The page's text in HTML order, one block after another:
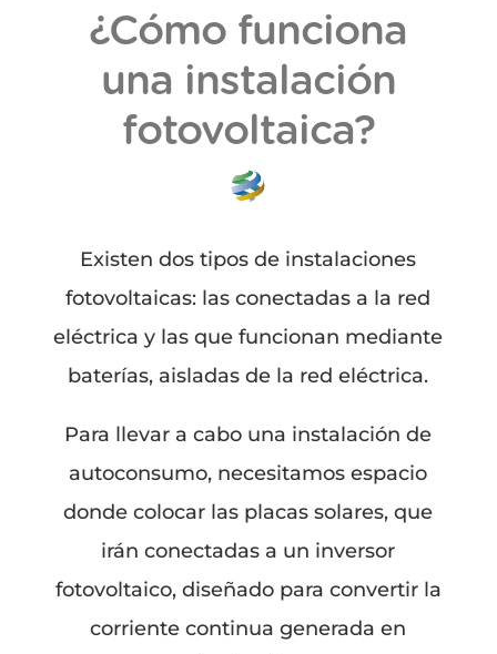
¿Cómo funciona
una instalación
fotovoltaica?
Existen dos tipos de instalaciones
fotovoltaicas: las conectadas a la red
eléctrica y las que funcionan mediante
baterías, aisladas de la red eléctrica.
Para llevar a cabo una instalación de
autoconsumo, necesitamos espacio
donde colocar las placas solares, que
irán conectadas a un inversor
fotovoltaico, diseñado para convertir la
corriente continua generada en